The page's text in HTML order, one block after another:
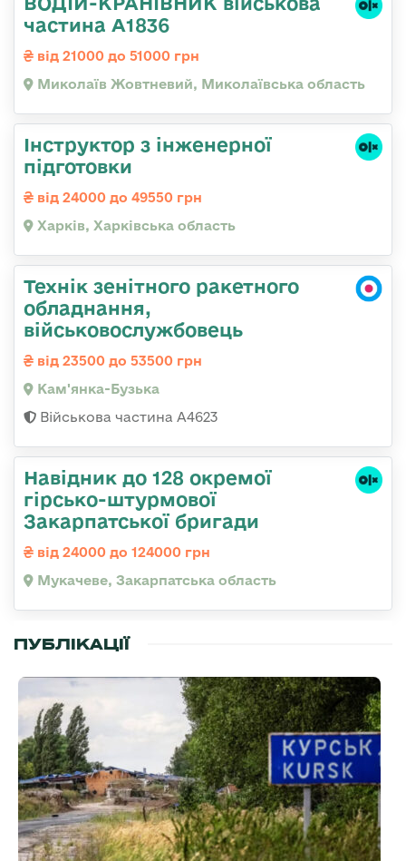
частина А1836
від 21000 до 51000 грн
Миколаїв Жовтневий, Миколаївська область
Інструктор з інженерної
підготовки
від 24000 до 49550 грн
Харків, Харківська область
Технік зенітного ракетного
обладнання,
військовослужбовець
від 23500 до 53500 грн
Кам'янка-Бузька
Військова частина А4623
Навідник до 128 окремої
гірсько-штурмової
Закарпатської бригади
від 24000 до 124000 грн
Мукачеве, Закарпатська область
ПУБЛІКАЦІЇ